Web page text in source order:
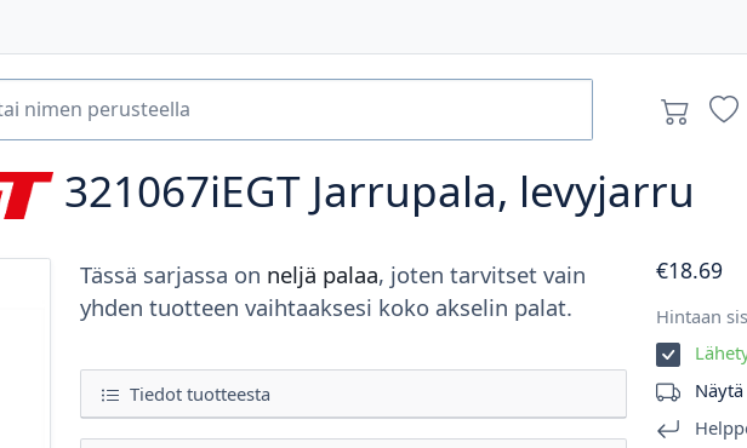
321067iEGT Jarrupala, levyjarru
Tässä sarjassa on neljä palaa, joten tarvitset vain
yhden tuotteen vaihtaaksesi koko akselin palat.
Tiedot tuotteesta
€18.69
Hintaan